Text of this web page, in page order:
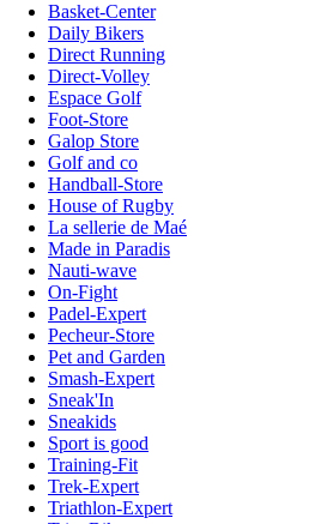
Basket-Center
Daily Bikers
Direct Running
Direct-Volley
Espace Golf
Foot-Store
Galop Store
Golf and co
Handball-Store
House of Rugby
La sellerie de Maé
Made in Paradis
Nauti-wave
On-Fight
Padel-Expert
Pecheur-Store
Pet and Garden
Smash-Expert
Sneak'In
Sneakids
Sport is good
Training-Fit
Trek-Expert
Triathlon-Expert